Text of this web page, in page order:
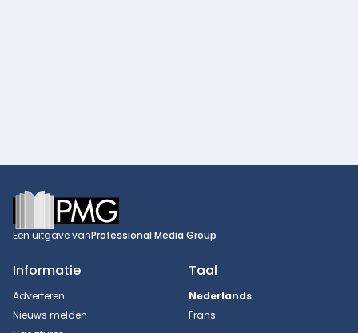
Footer
Een uitgave vanProfessional Media Group
Informatie
Adverteren
Nieuws melden
Taal
Nederlands
Frans